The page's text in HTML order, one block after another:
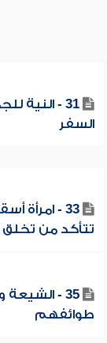
31 - النية
السفر
33 - امرأة
تتأكد من تخلق
35 - الشيعة
طوائفهم